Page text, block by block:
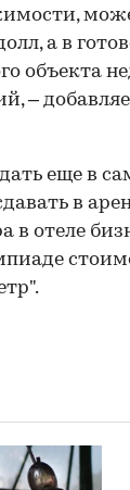
а в
объекта
–
еще в
в
в отеле